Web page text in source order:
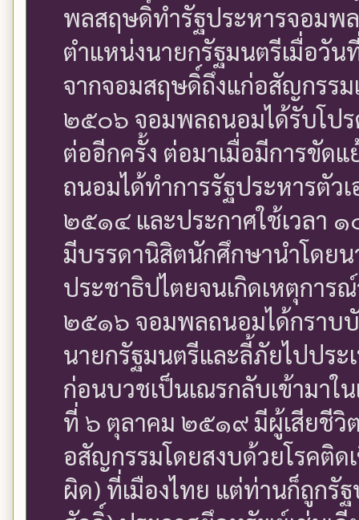
พลสฤษดิ์ทำรัฐประหารจอมพล
ตำแหน่งนายกรัฐมนตรีเมื่อวั
จากจอมสฤษดิ์ถึงแก่อสัญกรร
๒๕๐๖ จอมพลถนอมได้รับโปร
ต่ออีกครั้ง ต่อมาเมื่อมีการขัด
ถนอมได้ทำการรัฐประหารตัว
๒๕๑๔ และประกาศใช้เวลา ๑
มีบรรดานิสิตนักศึกษานำโดย
ประชาธิปไตยจนเกิดเหตุกา
๒๕๑๖ จอมพลถนอมได้กราบ
นายกรัฐมนตรีและลี้ภัยไปปร
ก่อนบวชเป็นเณรกลับเข้ามาใ
ที่ ๖ ตุลาคม ๒๕๑๙ มีผู้เสียชีวิ
อสัญกรรมโดยสงบด้วยโรคติด
ผิด) ที่เมืองไทย แต่ท่านก็ถูกรั